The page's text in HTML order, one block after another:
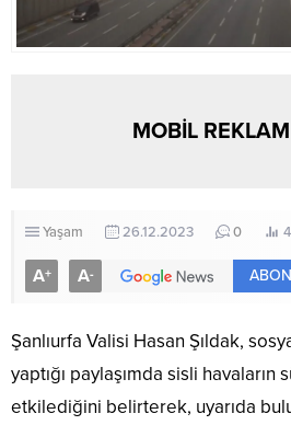
MOBİL
Yaşam 26.12.2023 0
A+ A-
Şanlıurfa Valisi Hasan Şıldak,
yaptığı paylaşımda sisli havaların
etkilediğini belirterek, uyarıda